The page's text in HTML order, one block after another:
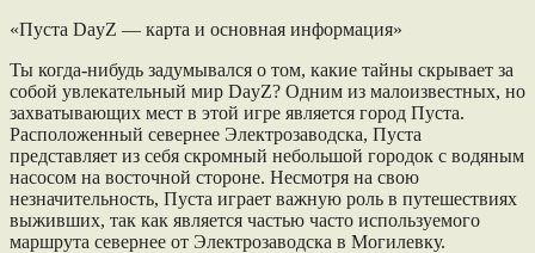
«Пуста DayZ — карта и основная информация»
Ты когда-нибудь задумывался о том, какие тайны скрывает за
собой увлекательный мир DayZ? Одним из малоизвестных, но
захватывающих мест в этой игре является город Пуста.
Расположенный севернее Электрозаводска, Пуста
представляет из себя скромный небольшой городок с водяным
насосом на восточной стороне. Несмотря на свою
незначительность, Пуста играет важную роль в путешествиях
выживших, так как является частью часто используемого
маршрута севернее от Электрозаводска в Могилевку.